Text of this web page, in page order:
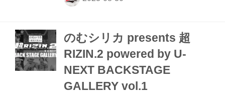
vol.1はこちら！ 試合結果 のむシリカ
presents 超RIZIN.2 powered by U-NEXT 対
戦カード 試合結果一覧 - RIZIN FIGHTING
FEDERATION オフィシャル...
のむシリカ presents 超
RIZIN.2 powered by U-
NEXT BACKSTAGE
GALLERY vol.1